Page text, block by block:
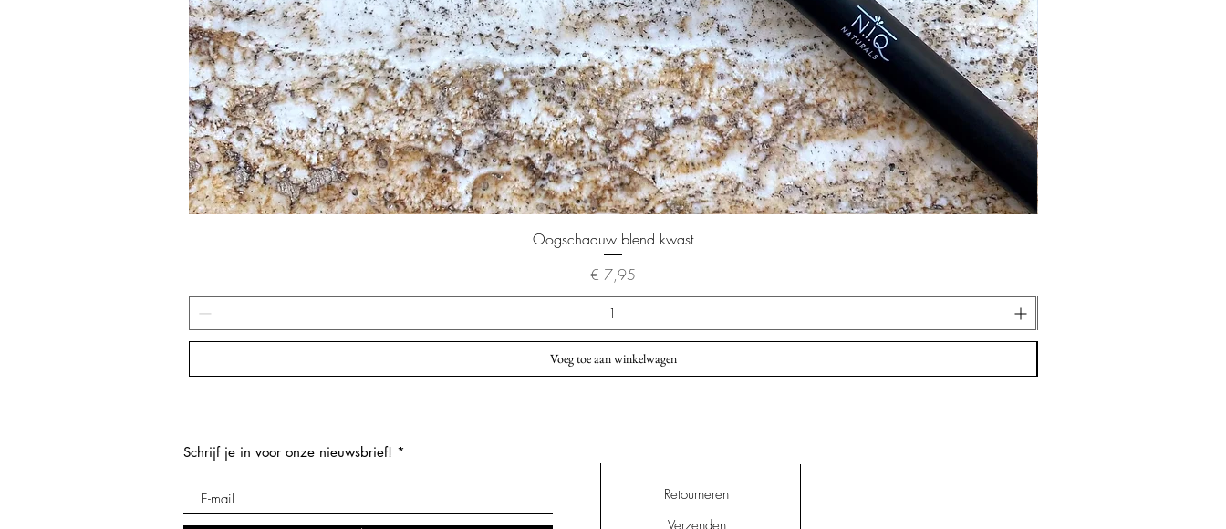
Snel overzicht
Oogschaduw blend kwast
Prijs
€ 7,95
Voeg toe aan winkelwagen
Schrijf je in voor onze nieuwsbrief!
Retourneren
Verzenden